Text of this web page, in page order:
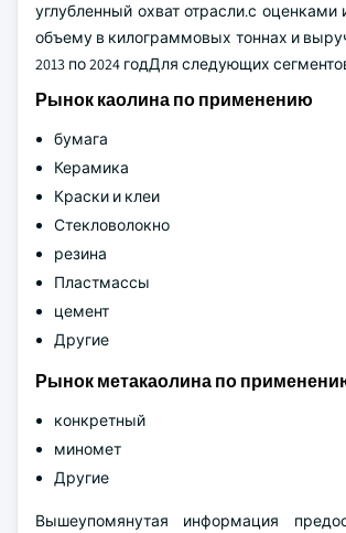
углубленный охват отрасли.с оценками
объему в килограммовых тоннах и
2013 по 2024 годДля следующих
Рынок каолина по применению
бумага
Керамика
Краски и клеи
Стекловолокно
резина
Пластмассы
цемент
Другие
Рынок метакаолина по
конкретный
миномет
Другие
Вышеупомянутая информация